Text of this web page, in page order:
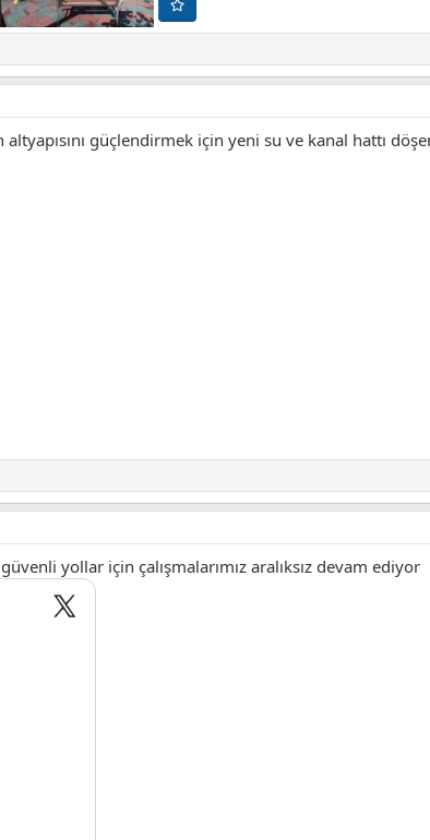
güçlendirmek için yeni su ve kanal hattı
yollar için çalışmalarımız aralıksız devam ediyor